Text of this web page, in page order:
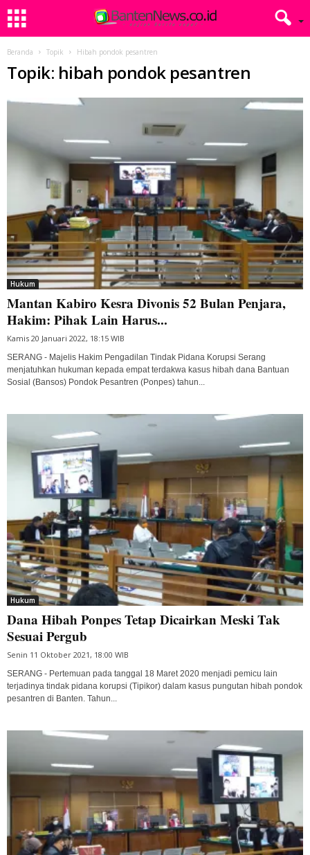
Beranda Topik Hibah pondok pesantren
Topik: hibah pondok pesantren
Hukum
Mantan Kabiro Kesra Divonis 52 Bulan Penjara,
Hakim: Pihak Lain Harus...
Kamis 20 Januari 2022, 18:15 WIB
SERANG - Majelis Hakim Pengadilan Tindak Pidana Korupsi Serang
menjatuhkan hukuman kepada empat terdakwa kasus hibah dana Bantuan
Sosial (Bansos) Pondok Pesantren (Ponpes) tahun...
Hukum
Dana Hibah Ponpes Tetap Dicairkan Meski Tak
Sesuai Pergub
Senin 11 Oktober 2021, 18:00 WIB
SERANG - Pertemuan pada tanggal 18 Maret 2020 menjadi pemicu lain
terjadinya tindak pidana korupsi (Tipikor) dalam kasus pungutan hibah pondok
pesantren di Banten. Tahun...